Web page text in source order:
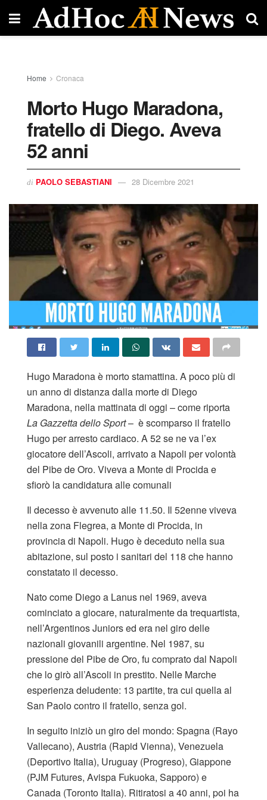
Home Cronaca
Morto Hugo Maradona,
fratello di Diego. Aveva
52 anni
di PAOLO SEBASTIANI 28 Dicembre 2021
Hugo Maradona è morto stamattina. A poco più di
un anno di distanza dalla morte di Diego
Maradona, nella mattinata di oggi – come riporta
La Gazzetta dello Sport– è scomparso il fratello
Hugo per arresto cardiaco. A 52 se ne va l’ex
giocatore dell’Ascoli, arrivato a Napoli per volontà
del Pibe de Oro. Viveva a Monte di Procida e
sfiorò la candidatura alle comunali
Il decesso è avvenuto alle 11.50. Il 52enne viveva
nella zona Flegrea, a Monte di Procida, in
provincia di Napoli. Hugo è deceduto nella sua
abitazione, sul posto i sanitari del 118 che hanno
constatato il decesso.
Nato come Diego a Lanus nel 1969, aveva
cominciato a giocare, naturalmente da trequartista,
nell’Argentinos Juniors ed era nel giro delle
nazionali giovanili argentine. Nel 1987, su
pressione del Pibe de Oro, fu comprato dal Napoli
che lo girò all’Ascoli in prestito. Nelle Marche
esperienza deludente: 13 partite, tra cui quella al
San Paolo contro il fratello, senza gol.
In seguito iniziò un giro del mondo: Spagna (Rayo
Vallecano), Austria (Rapid Vienna), Venezuela
(Deportivo Italia), Uruguay (Progreso), Giappone
(PJM Futures, Avispa Fukuoka, Sapporo) e
Canada (Toronto Italia). Ritiratosi a 40 anni, poi ha